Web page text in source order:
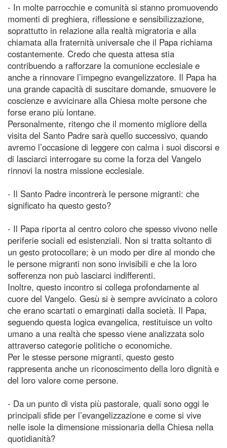
- In molte parrocchie e comunità si stanno promuovendo
momenti di preghiera, riflessione e sensibilizzazione,
soprattutto in relazione alla realtà migratoria e alla
chiamata alla fraternità universale che il Papa richiama
costantemente. Credo che questa attesa stia
contribuendo a rafforzare la comunione ecclesiale e
anche a rinnovare l’impegno evangelizzatore. Il Papa ha
una grande capacità di suscitare domande, smuovere le
coscienze e avvicinare alla Chiesa molte persone che
forse erano più lontane.
Personalmente, ritengo che il momento migliore della
visita del Santo Padre sarà quello successivo, quando
avremo l’occasione di leggere con calma i suoi discorsi e
di lasciarci interrogare su come la forza del Vangelo
rinnovi la nostra missione ecclesiale.
- Il Santo Padre incontrerà le persone migranti: che
significato ha questo gesto?
- Il Papa riporta al centro coloro che spesso vivono nelle
periferie sociali ed esistenziali. Non si tratta soltanto di
un gesto protocollare; è un modo per dire al mondo che
le persone migranti non sono invisibili e che la loro
sofferenza non può lasciarci indifferenti.
Inoltre, questo incontro si collega profondamente al
cuore del Vangelo. Gesù si è sempre avvicinato a coloro
che erano scartati o emarginati dalla società. Il Papa,
seguendo questa logica evangelica, restituisce un volto
umano a una realtà che spesso viene analizzata solo
attraverso categorie politiche o economiche.
Per le stesse persone migranti, questo gesto
rappresenta anche un riconoscimento della loro dignità e
del loro valore come persone.
- Da un punto di vista più pastorale, quali sono oggi le
principali sfide per l’evangelizzazione e come si vive
nelle isole la dimensione missionaria della Chiesa nella
quotidianità?